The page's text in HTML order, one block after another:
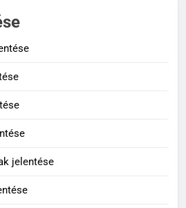
BETŰS SZAVAK JELENTÉSE
BETŰS SZAVAK JELENTÉSE
jelentése